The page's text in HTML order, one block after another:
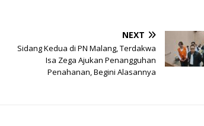
NEXT
Sidang Kedua di PN Malang, Terdakwa
Isa Zega Ajukan Penangguhan
Penahanan, Begini Alasannya